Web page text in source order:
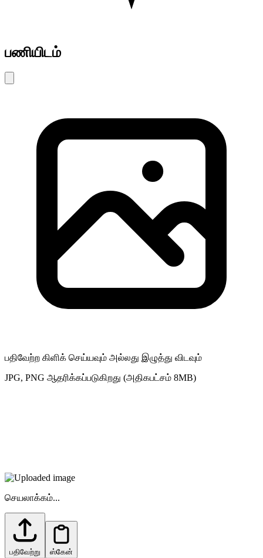
பணியிடம்
பதிவேற்ற கிளிக் செய்யவும் அல்லது இழுத்து விடவும்
JPG, PNG ஆதரிக்கப்படுகிறது (அதிகபட்சம் 8MB)
செயலாக்கம்...
பதிவேற்று ஸ்கேன்